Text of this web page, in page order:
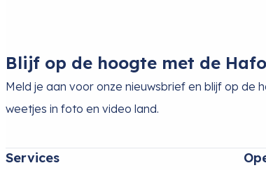
Blijf op de hoogte met de
Meld je aan voor onze nieuwsbrief en blijf op de
weetjes in foto en video land.
Services